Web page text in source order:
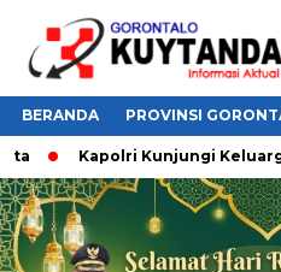
BERANDA PROVINSI
Kapolri Kunjungi Keluarga